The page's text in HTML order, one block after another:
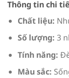
Thông tin chi
Chất liệu:
Số lượng: 3
Tính năng:
Màu sắc: